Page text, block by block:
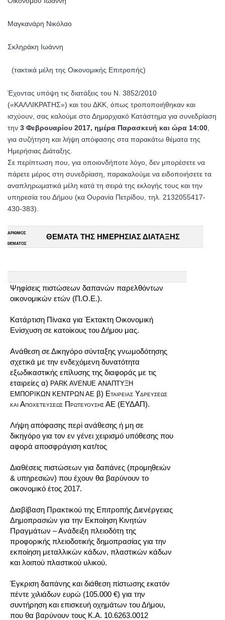
Μαγκανάρη Νικόλαο
Σκληράκη Ιωάννη
(τακτικά μέλη της Οικονομικής Επιτροπής)
Έχοντας υπόψη τις διατάξεις του Ν. 3852/2010
(«ΚΑΛΛΙΚΡΑΤΗΣ») και του ΔΚΚ, όπως τροποποιήθηκαν και
ισχύουν, σας καλούμε στο Δημαρχιακό Κατάστημα για συνεδρίαση
την 3 Φεβρουαρίου 2017, ημέρα Παρασκευή και ώρα 14:00
για συζήτηση και λήψη απόφασης στα παρακάτω θέματα της
Ημερήσιας Διάταξης.
Σε περίπτωση που, για οποιονδήποτε λόγο, δεν μπορέσετε να
πάρετε μέρος στη συνεδρίαση, παρακαλούμε να ειδοποιήσετε τα
αναπληρωματικά μέλη κατά τη σειρά της εκλογής τους και την
υπηρεσία του Δήμου (κα Ουρανία Πετρίδου, τηλ. 2132055417-
430-383).
ΑΡΙΘΜΟΣ
ΘΕΜΑΤΟΣ
ΘΕΜΑΤΑ ΤΗΣ ΗΜΕΡΗΣΙΑΣ ΔΙΑΤΑΞΗΣ
Ψηφίσεις πιστώσεων δαπανών παρελθόντων
οικονομικών ετών (Π.Ο.Ε.).
Κατάρτιση Πίνακα για Έκτακτη Οικονομική
Ενίσχυση σε κατοίκους του Δήμου μας.
Ανάθεση σε Δικηγόρο σύνταξης γνωμοδότησης
σχετικά με την ενδεχόμενη δυνατότητα
εξωδικαστικής επίλυσης της διαφοράς με τις
εταιρείες α) PARK AVENUE ΑΝΑΠΤΥΞΗ
ΕΜΠΟΡΙΚΩΝ ΚΕΝΤΡΩΝ ΑΕ β) Εταιρείας Υδρεύσεως
και Αποχετεύσεως ΠρωτευούσηςΑΕ (ΕΥΔΑΠ).
Λήψη απόφασης περί ανάθεσης ή μη σε
δικηγόρο για τον εν γένει χειρισμό υπόθεσης που
αφορά αποσφράγιση κατ/τος
Διαθέσεις πιστώσεων για δαπάνες (προμηθειών
& υπηρεσιών) που έχουν θα βαρύνουν το
οικονομικό έτος 2017.
Διαβίβαση Πρακτικού της Επιτροπής Διενέργειας
Δημοπρασιών για την Εκποίηση Κινητών
Πραγμάτων – Ανάδειξη πλειοδότη της
προφορικής πλειοδοτικής δημοπρασίας για την
εκποίηση μεταλλικών κάδων, πλαστικών κάδων
και λοιπού πλαστικού υλικού.
Έγκριση δαπάνης και διάθεση πίστωσης εκατόν
πέντε χιλιάδων ευρώ (105.000 €) για την
συντήρηση και επισκευή οχημάτων του Δήμου,
που θα βαρύνουν τους Κ.Α. 10.6263.0012